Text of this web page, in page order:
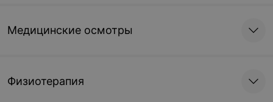
Медицинские осмотры
Физиотерапия